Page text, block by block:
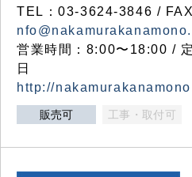
TEL：03-3624-3846 /
営業時間：8:00〜18:00 /
日
http://
販売可 工事・取付可